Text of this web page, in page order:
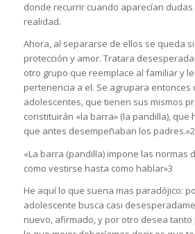
donde recurrir cuando aparecían
realidad.
Ahora, al separarse de ellos se queda
protección y amor. Tratara
otro grupo que reemplace al familiar y
pertenencia a el. Se agrupara entonces
adolescentes, que tienen sus mismos
constituirán «la barra» (la pandilla), que
que antes desempeñaban los padres.»2
«La barra (pandilla) impone las normas
como vestirse hasta como hablar»3
He aquí lo que suena mas paradójico:
adolescente busca casi
nuevo, afirmado, y por otro desea